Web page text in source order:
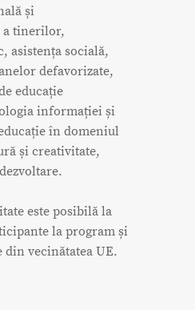
și
a tinerilor,
asistența socială,
defavorizate,
educație
informației și
în domeniul
și creativitate,
este posibilă la
la program și
vecinătatea UE.